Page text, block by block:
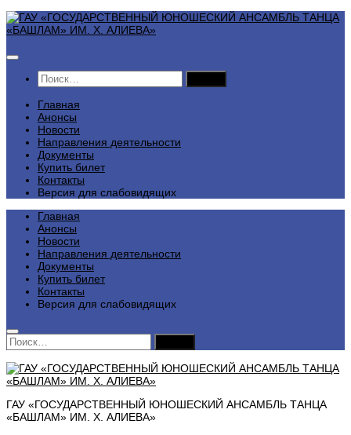
Перейти
к
Найти:
Главная
Анонсы
Новости
Направления деятельности
Документы
Купить билет
Контакты
Версия для слабовидящих
Главная
Анонсы
Новости
Направления деятельности
Документы
Купить билет
Контакты
Версия для слабовидящих
Найти:
ГАУ «ГОСУДАРСТВЕННЫЙ ЮНОШЕСКИЙ АНСАМБЛЬ ТАНЦА
«БАШЛАМ» ИМ. Х. АЛИЕВА»